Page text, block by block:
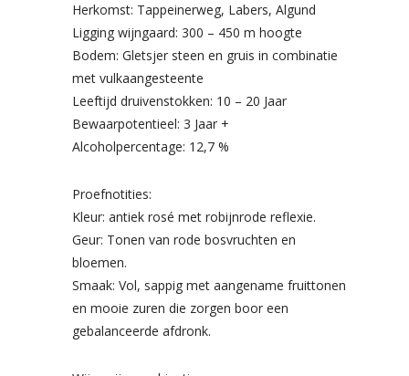
Herkomst: Tappeinerweg, Labers, Algund
Ligging wijngaard: 300 – 450 m hoogte
Bodem: Gletsjer steen en gruis in combinatie
met vulkaangesteente
Leeftijd druivenstokken: 10 – 20 Jaar
Bewaarpotentieel: 3 Jaar +
Alcoholpercentage: 12,7 %
Proefnotities:
Kleur: antiek rosé met robijnrode reflexie.
Geur: Tonen van rode bosvruchten en
bloemen.
Smaak: Vol, sappig met aangename fruittonen
en mooie zuren die zorgen boor een
gebalanceerde afdronk.